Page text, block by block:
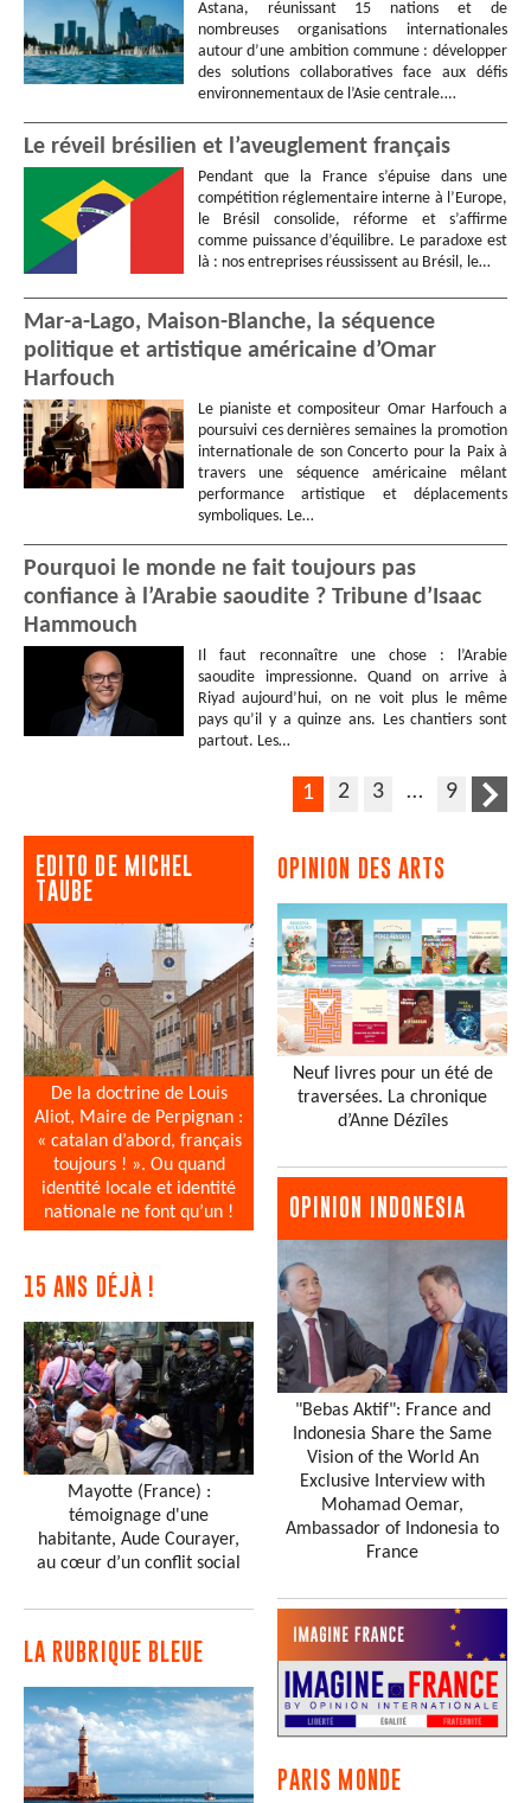
Astana, réunissant 15 nations et de
nombreuses organisations internationales
autour d’une ambition commune : développer
des solutions collaboratives face aux défis
environnementaux de l’Asie centrale.…
Le réveil brésilien et l’aveuglement français
Pendant que la France s’épuise dans une
compétition réglementaire interne à l’Europe,
le Brésil consolide, réforme et s’affirme
comme puissance d’équilibre. Le paradoxe est
là : nos entreprises réussissent au Brésil, le…
Mar-a-Lago, Maison-Blanche, la séquence
politique et artistique américaine d’Omar
Harfouch
Le pianiste et compositeur Omar Harfouch a
poursuivi ces dernières semaines la promotion
internationale de son Concerto pour la Paix à
travers une séquence américaine mêlant
performance artistique et déplacements
symboliques. Le…
Pourquoi le monde ne fait toujours pas
confiance à l’Arabie saoudite ? Tribune d’Isaac
Hammouch
Il faut reconnaître une chose : l’Arabie
saoudite impressionne. Quand on arrive à
Riyad aujourd’hui, on ne voit plus le même
pays qu’il y a quinze ans. Les chantiers sont
partout. Les…
1 2 3 … 9
EDITO DE MICHEL
TAUBE
De la doctrine de Louis
Aliot, Maire de Perpignan :
« catalan d’abord, français
toujours ! ». Ou quand
identité locale et identité
nationale ne font qu’un !
15 ANS DÉJÀ !
Mayotte (France) :
témoignage d'une
habitante, Aude Courayer,
au cœur d’un conflit social
LA RUBRIQUE BLEUE
OPINION DES ARTS
Neuf livres pour un été de
traversées. La chronique
d’Anne Dézîles
OPINION INDONESIA
"Bebas Aktif": France and
Indonesia Share the Same
Vision of the World An
Exclusive Interview with
Mohamad Oemar,
Ambassador of Indonesia to
France
PARIS MONDE